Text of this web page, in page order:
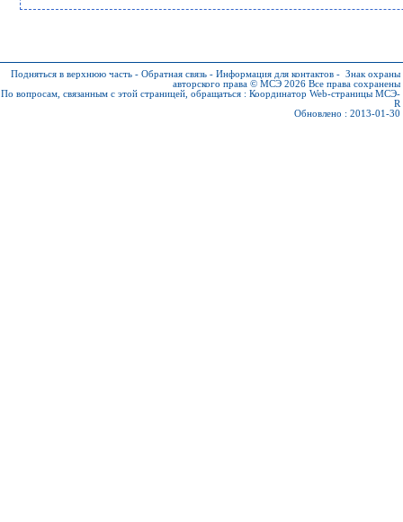
Подняться в верхнюю часть - Обратная связь - Информация для контактов - Знак охраны
авторского права © МСЭ 2026 Все права сохранены
По вопросам, связанным с этой страницей, обращаться : Координатор Web-страницы МСЭ-
R
Обновлено : 2013-01-30